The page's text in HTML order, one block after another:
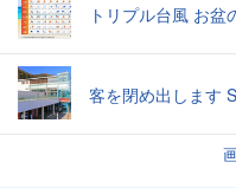
トリプル台風 お盆
客を閉め出します